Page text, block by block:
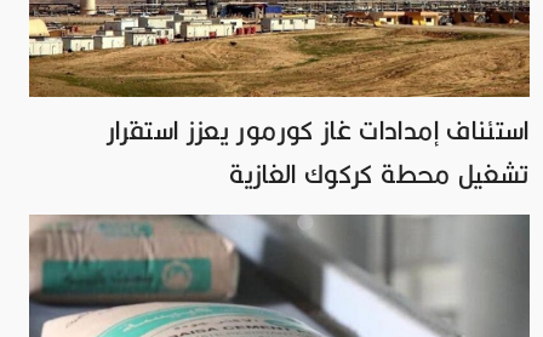
استئناف إمدادات غاز كورمور يعزز استقرار
تشغيل محطة كركوك الغازية